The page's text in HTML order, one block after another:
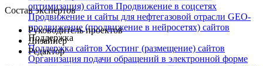
оптимизация) сайтов Продвижение в соцсетях
Продвижение и сайты для нефтегазовой отрасли GEO-
продвижение (продвижение в нейросетях) сайтов
Поддержка
Поддержка сайтов Хостинг (размещение) сайтов
Организация подачи обращений в электронной форме
Состав экспертов
Руководитель проектов
Дизайнер
Редактор